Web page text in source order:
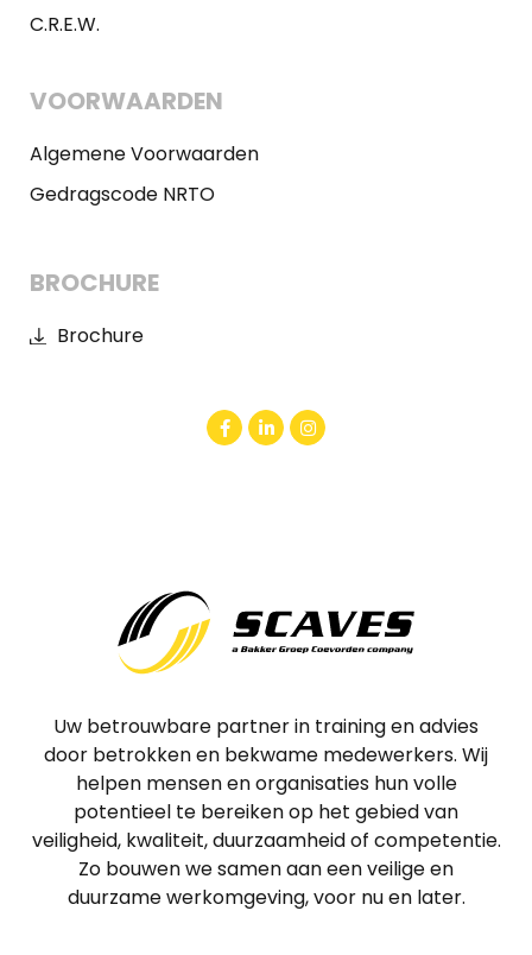
C.R.E.W.
VOORWAARDEN
Algemene Voorwaarden
Gedragscode NRTO
BROCHURE
Brochure
Uw betrouwbare partner in training en advies
door betrokken en bekwame medewerkers. Wij
helpen mensen en organisaties hun volle
potentieel te bereiken op het gebied van
veiligheid, kwaliteit, duurzaamheid of competentie.
Zo bouwen we samen aan een veilige en
duurzame werkomgeving, voor nu en later.